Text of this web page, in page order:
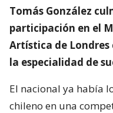
Tomás González
participación en el
Artística de Londres
la especialidad de
El nacional ya había
chileno en una